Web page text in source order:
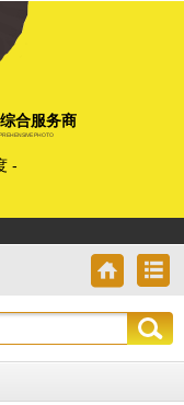
合服务商
PHOTO
-